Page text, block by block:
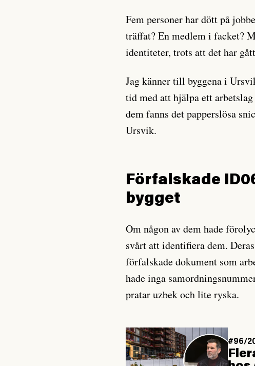
Fem personer har dött på
träffat? En medlem i facket?
identiteter, trots att det har
Jag känner till byggena i
tid med att hjälpa ett
dem fanns det papperslösa
Ursvik.
Förfalskade
bygget
Om någon av dem hade
svårt att identifiera dem.
förfalskade dokument som
hade inga
pratar uzbek och lite ryska.
#96/